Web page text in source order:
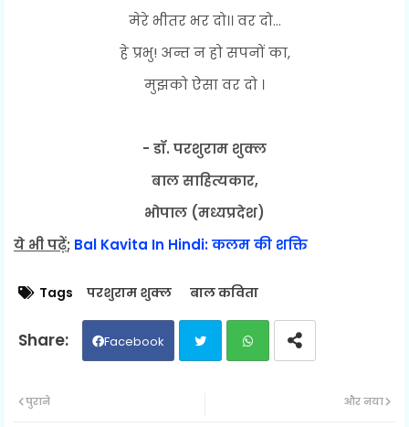
मेरे भीतर भर दो।। वर दो...
हे प्रभु! अन्त न हो सपनों का,
मुझको ऐसा वर दो ।
- डॉ. परशुराम शुक्ल
बाल साहित्यकार,
भोपाल (मध्यप्रदेश)
ये भी पढ़ें; Bal Kavita In Hindi: कलम की शक्ति
Tags परशुराम शुक्ल बाल कविता
Facebook
और नया
पुराने